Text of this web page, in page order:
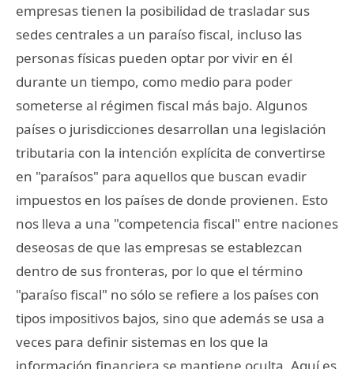
empresas tienen la posibilidad de trasladar sus
sedes centrales a un paraíso fiscal, incluso las
personas físicas pueden optar por vivir en él
durante un tiempo, como medio para poder
someterse al régimen fiscal más bajo. Algunos
países o jurisdicciones desarrollan una legislación
tributaria con la intención explícita de convertirse
en "paraísos" para aquellos que buscan evadir
impuestos en los países de donde provienen. Esto
nos lleva a una "competencia fiscal" entre naciones
deseosas de que las empresas se establezcan
dentro de sus fronteras, por lo que el término
"paraíso fiscal" no sólo se refiere a los países con
tipos impositivos bajos, sino que además se usa a
veces para definir sistemas en los que la
información financiera se mantiene oculta. Aquí es